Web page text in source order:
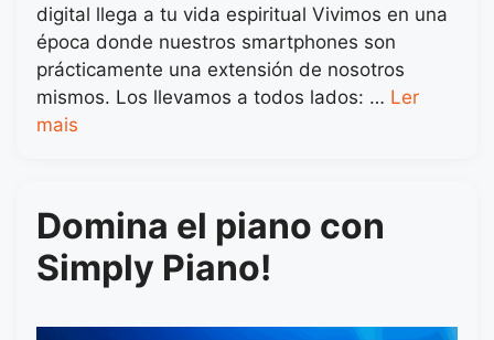
digital llega a tu vida espiritual Vivimos en una
época donde nuestros smartphones son
prácticamente una extensión de nosotros
mismos. Los llevamos a todos lados: … Ler
mais
Domina el piano con
Simply Piano!